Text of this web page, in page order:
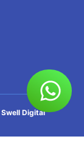
Swell Digital